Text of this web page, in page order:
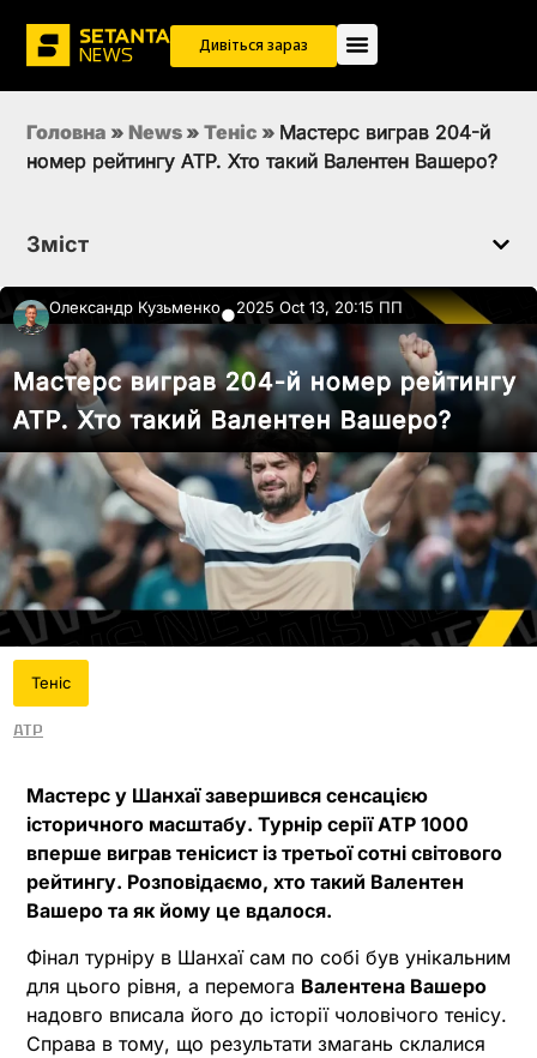
Дивіться зараз
Головна » News » Теніс » Мастерс виграв 204-й
номер рейтингу ATP. Хто такий Валентен Вашеро?
Зміст
Олександр Кузьменко●2025 Oct 13, 20:15 ПП
Мастерс виграв 204-й номер рейтингу
ATP. Хто такий Валентен Вашеро?
Теніс
ATP
Мастерс у Шанхаї завершився сенсацією
історичного масштабу. Турнір серії ATP 1000
вперше виграв тенісист із третьої сотні світового
рейтингу. Розповідаємо, хто такий Валентен
Вашеро та як йому це вдалося.
Фінал турніру в Шанхаї сам по собі був унікальним
для цього рівня, а перемога Валентена Вашеро
надовго вписала його до історії чоловічого тенісу.
Справа в тому, що результати змагань склалися